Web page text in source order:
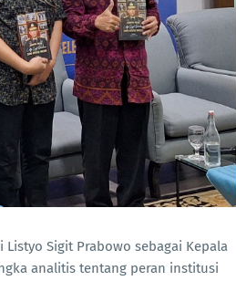
Sigit Prabowo sebagai Kepala
analitis tentang peran institusi